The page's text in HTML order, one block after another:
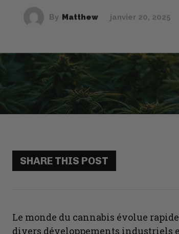
By Matthew janvier 20, 2025
SHARE THIS POST
Le monde du cannabis évolue
divers développements industriels